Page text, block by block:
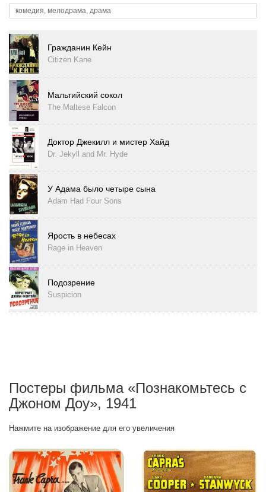
комедия, мелодрама, драма
Гражданин Кейн
Citizen Kane
Мальтийский сокол
The Maltese Falcon
Доктор Джекилл и мистер Хайд
Dr. Jekyll and Mr. Hyde
У Адама было четыре сына
Adam Had Four Sons
Ярость в небесах
Rage in Heaven
Подозрение
Suspicion
Постеры фильма «Познакомьтесь с
Джоном Доу», 1941
Нажмите на изображение для его увеличения